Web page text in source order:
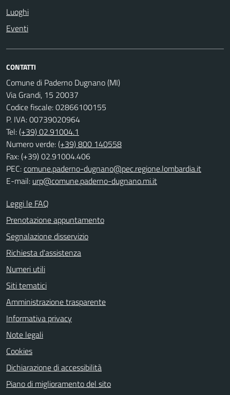
Luoghi
Eventi
CONTATTI
Comune di Paderno Dugnano (MI)
Via Grandi, 15 20037
Codice fiscale: 02866100155
P. IVA: 00739020964
Tel:(+39) 02.91004.1
Numero verde:(+39) 800 140558
Fax: (+39) 02.91004.406
PEC:comune.paderno-dugnano@pec.regione.lombardia.it
E-mail: urp@comune.paderno-dugnano.mi.it
Leggi le FAQ
Prenotazione appuntamento
Segnalazione disservizio
Richiesta d'assistenza
Numeri utili
Siti tematici
Amministrazione trasparente
Informativa privacy
Note legali
Cookies
Dichiarazione di accessibilità
Piano di miglioramento del sito